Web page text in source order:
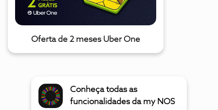
Oferta de 2 meses Uber One
Conheça todas as
funcionalidades da my NOS